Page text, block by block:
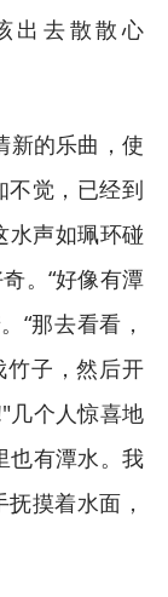
出去散散心
新的乐曲，使
不觉，已经到
水声如珮环碰
。“好像有潭
“那去看看，
竹子，然后开
几个人惊喜地
也有潭水。我
摸着水面，